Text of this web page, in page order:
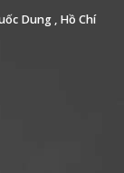
Dung , Hồ Chí